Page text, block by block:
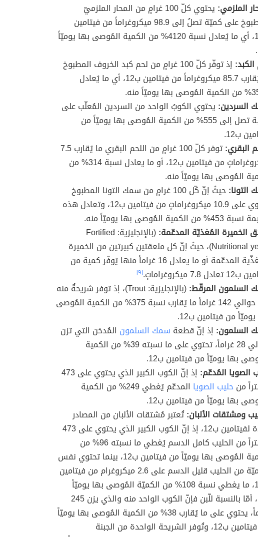
الملزمي:
يحتوي كلّ 100 غرامٍ من المحار الملزميّ
المطبوخ على كميّة تصلُ إلى 98.9 ميكروغراماً من فيتامين
ب12، أي ما يُعادل نسبة 4120% من الكمية المُوصى بها يوميّاً
إذ توفّر كلّ 100 غرامٍ من لحم كبد الخروف المطبوخ
ما يُقارب 85.7 ميكروغراماً من فيتامين ب12، أي ما يُعادل
منه.
السردين: يحتوي الكوبُ الواحد من السردين المُعلّب على
نسبة تصل إلى 555% من الكمية المُوصى بها يوميّاً من
ب12.
البقري:
توفر كلّ 100 غرامٍ من اللحم البقري ما يُقارب 7.5
ميكروغراماتٍ من فيتامين ب12، أو ما يعادل نسبة 314% من
المُوصى بها يوميّاً منه.
حيثُ إنّ كّل 100 غرامٍ من سمك التونا المطبوخ
يحتوي على 10.9 ميكروغراماتٍ من فيتامين ب12، وتعادل هذه
من الكمية المُوصى بها يوميّاً منه.
الخميرة المُغذيّة المدعّمة:
(بالإنجليزية: Fortified
Nutritional yeast)، حيثُ إنّ كل ملعقتين كبيرتين من الخميرة
المغذّية المدعّمة أو ما يعادل 16 غراماً منها يُوفّر كمية من
7.8 ميكروغراماتٍ.
[٩]
السلمون المرقّط:
(بالإنجليزية: Trout)، إذ توفر شريحةٌ منه
تزن حوالي 142 غراماً ما يُقارب نسبة 375% من الكمية المُوصى
من فيتامين ب12.
السلمون: إذ إنّ قطعة سمك السلمون المُدخن التي تزن
حوالي 28 غراماً، تحتوي على ما نسبته 39% من الكمية
بها يوميّاً من فيتامين ب12.
الصويا المُدعّم:
إذ إنّ الكوب الكبير الذي يحتوي على 473
منحليب الصويا
المدعّم يُغطي 249% من الكمية
بها يوميّاً من فيتامين ب12.
ومشتقات الألبان:تُعتبر مُشتقات الألبان من المصادر
جيدة لفيتامين ب12، إذ إنّ الكوب الكبير الذي يحتوي على 473
مليلتراً من الحليب كامل الدسم يُغطي ما نسبته 96% من
الكمية المُوصى بها يوميّاً من فيتامين ب12، بينما تحتوي نفس
الكميّة من الحليب قليل الدسم على 2.6 ميكروغرام من فيتامين
ب12، ما يغطي نسبة 108% من الكميّة المُوصى بها يوميّاً
منه، أمّا بالنسبة للّبن فإنّ الكوب الواحد منه والذي يزن 245
غراماً، يحتوي على ما يُقارب 38% من الكمية المُوصى بها يوميّاً
من فيتامين ب12، وتُوفر الشريحة الواحدة من الجبنة